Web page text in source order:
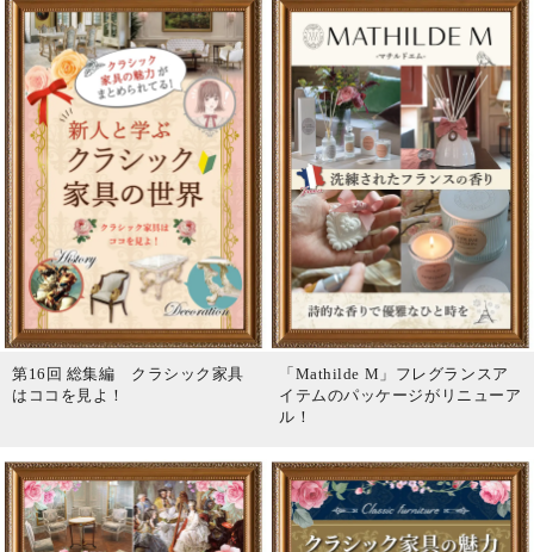
第16回 総集編 クラシック家具
はココを見よ！
「Mathilde M」フレグランスア
イテムのパッケージがリニューア
ル！